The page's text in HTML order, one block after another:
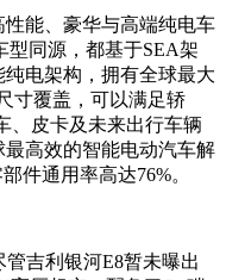
能、豪华与高端纯电车
型同源，都基于SEA架
电架构，拥有全球最大
寸覆盖，可以满足轿
、皮卡及未来出行车辆
高效的智能电动汽车解
件通用率高达76%。
吉利银河E8暂未曝出